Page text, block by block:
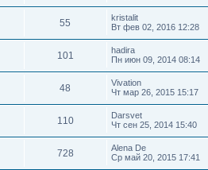
55
kristalit
Вт фев 02, 2016 12:28
101
hadira
Пн июн 09, 2014 08:14
48
Vivation
Чт мар 26, 2015 15:17
110
Darsvet
Чт сен 25, 2014 15:40
728
Alena De
Ср май 20, 2015 17:41